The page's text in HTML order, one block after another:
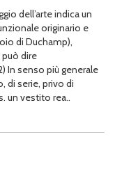
dell’arte indica un
originario e
di Duchamp),
dire
In senso più generale
di serie, privo di
un vestito rea..